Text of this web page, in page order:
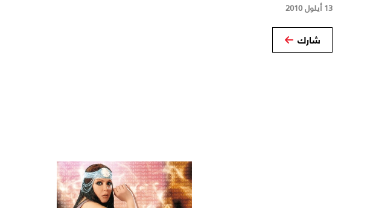
13 أيلول 2010
شارك